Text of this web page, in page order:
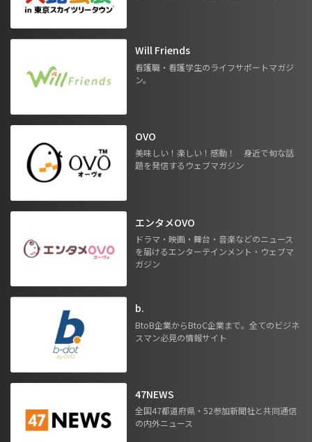
Will Friends
看護職・看護学生のライフサポートマガジ
ン。
OVO
美味しい！楽しい！感動！ 身近で旬な話
題を発信するウェブマガジン
エンタメOVO
ドラマ・映画・舞台・音楽などのニュース
を届けるエンターテインメント・ウェブマ
ガジン
b.
BtoB企業からBtoC企業まで。全てのビジネ
スマン必見の情報サイト
47NEWS
全国47都道府県・52参加新聞社と共同通信
の内外ニュース